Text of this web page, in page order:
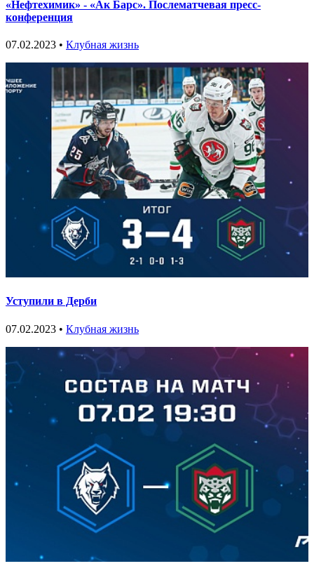
«Нефтехимик» - «Ак Барс». Послематчевая пресс-
конференция
07.02.2023 • Клубная жизнь
Уступили в Дерби
07.02.2023 • Клубная жизнь